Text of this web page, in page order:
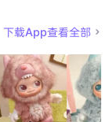
下载App查看全部 